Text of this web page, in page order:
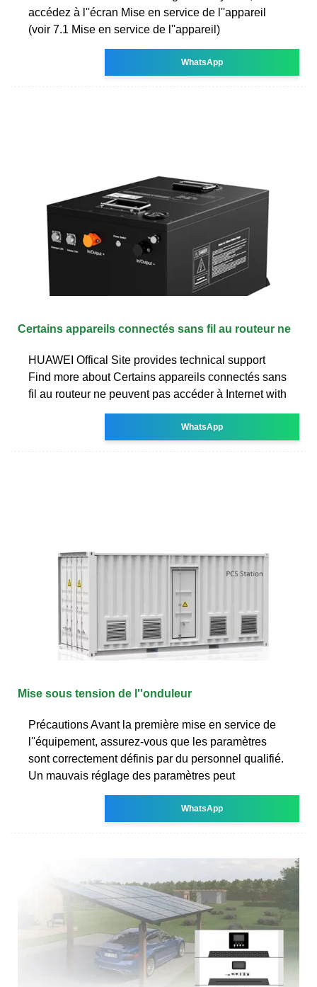
accédez à l''écran Mise en service de l''appareil
(voir 7.1 Mise en service de l''appareil)
WhatsApp
Certains appareils connectés sans fil au routeur ne
HUAWEI Offical Site provides technical support
Find more about Certains appareils connectés sans
fil au routeur ne peuvent pas accéder à Internet with
WhatsApp
Mise sous tension de l''onduleur
Précautions Avant la première mise en service de
l''équipement, assurez-vous que les paramètres
sont correctement définis par du personnel qualifié.
Un mauvais réglage des paramètres peut
WhatsApp